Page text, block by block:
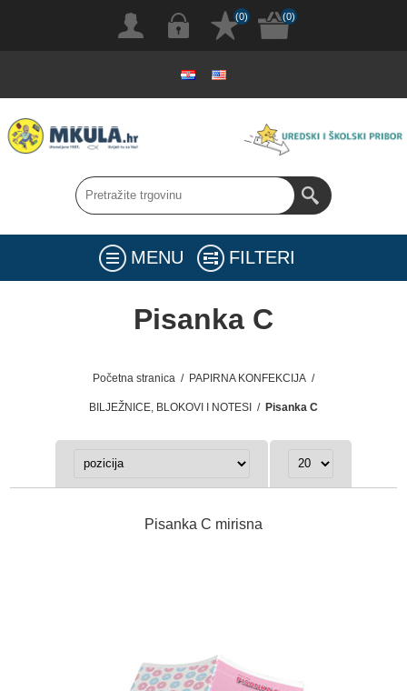
(0) (0)
MENU FILTERI
Pisanka C
Početna stranica / PAPIRNA KONFEKCIJA /
BILJEŽNICE, BLOKOVI I NOTESI / Pisanka C
Pisanka C mirisna